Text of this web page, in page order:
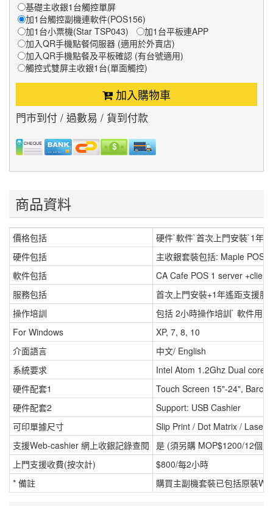
基礎主收銀1台觸控單屏
加1台觸控副機連軟件(POS156)
加1台小票機(Star TSP043)
加1台平板連APP
加入QR手機點餐伺服器 (適用於外賣店)
加入QR手機點餐及平板確認 (有台號適用)
觸控式雙屏主收銀1台(單面觸控)
加入購物車
門市到付 / 過數易 / 貨到付款
商品資料
價格包括
硬件`軟件`首次上門安裝`1年
硬件包括
主收銀套裝包括: Maple
軟件包括
CA Cafe POS 1 server +client
服務包括
首次上門安裝+1年遙距支援服
操作培訓
包括 2小時操作培訓` 軟件用
For Windows
XP, 7, 8, 10
介面語言
中文/ English
系統要求
Intel Atom 1.2Ghz Dual core,
硬件配套1
Touch Screen 15"-24",
硬件配套2
Support: USB Cashier
可印單據尺寸
Slip Print / Dot Matrix / Laser
支援Web-cashier 網上收銀記錄查閱 是 (須另購 MOP$1200/12個
上門支援收費(按次計)
$800/每2小時
* 備註
購買主副機套裝已包括原裝